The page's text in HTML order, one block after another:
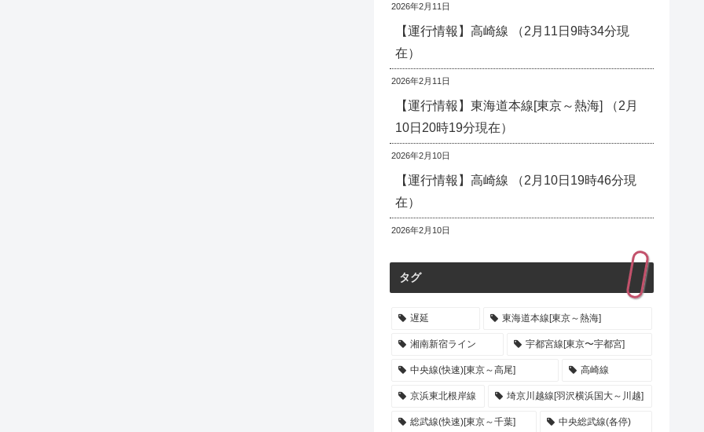
2026年2月11日
【運行情報】高崎線 （2月11日9時34分現
在）
2026年2月11日
【運行情報】東海道本線[東京～熱海] （2月
10日20時19分現在）
2026年2月10日
【運行情報】高崎線 （2月10日19時46分現
在）
2026年2月10日
タグ
遅延 東海道本線[東京～熱海]
湘南新宿ライン 宇都宮線[東京〜宇都宮]
中央線(快速)[東京～高尾] 高崎線
京浜東北根岸線 埼京川越線[羽沢横浜国大～川越]
総武線(快速)[東京～千葉] 中央総武線(各停)